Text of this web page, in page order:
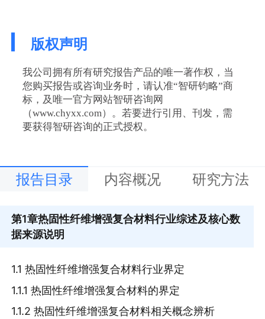
版权声明
我公司拥有所有研究报告产品的唯一著作权，当
您购买报告或咨询业务时，请认准“智研钧略”商
标，及唯一官方网站智研咨询网
（www.chyxx.com）。若要进行引用、刊发，需
要获得智研咨询的正式授权。
报告目录 内容概况 研究方法
第1章热固性纤维增强复合材料行业综述及核心数
据来源说明
1.1 热固性纤维增强复合材料行业界定
1.1.1 热固性纤维增强复合材料的界定
1.1.2 热固性纤维增强复合材料相关概念辨析